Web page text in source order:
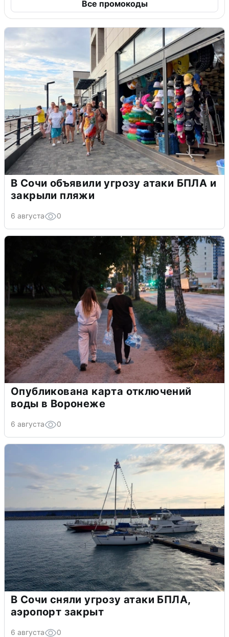
Все промокоды
В Сочи объявили угрозу атаки БПЛА и
закрыли пляжи
6 августа 0
Опубликована карта отключений
воды в Воронеже
6 августа 0
В Сочи сняли угрозу атаки БПЛА,
аэропорт закрыт
6 августа 0